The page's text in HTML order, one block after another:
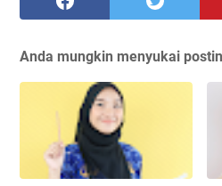
Anda mungkin menyukai